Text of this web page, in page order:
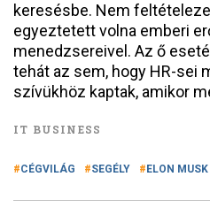
keresésbe. Nem
egyeztetett volna emberi
menedzsereivel. Az ő
tehát az sem, hogy HR-sei
szívükhöz kaptak, amikor
IT BUSINESS
CÉGVILÁG SEGÉLY ELON MUSK